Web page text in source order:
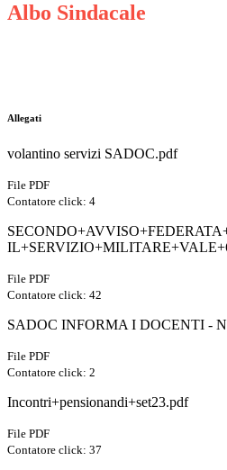
Albo Sindacale
Allegati
volantino servizi SADOC.pdf
File PDF
Contatore click: 4
File PDF
Contatore click: 42
SADOC INFORMA I DOCENTI -
File PDF
Contatore click: 2
Incontri+pensionandi+set23.pdf
File PDF
Contatore click: 37